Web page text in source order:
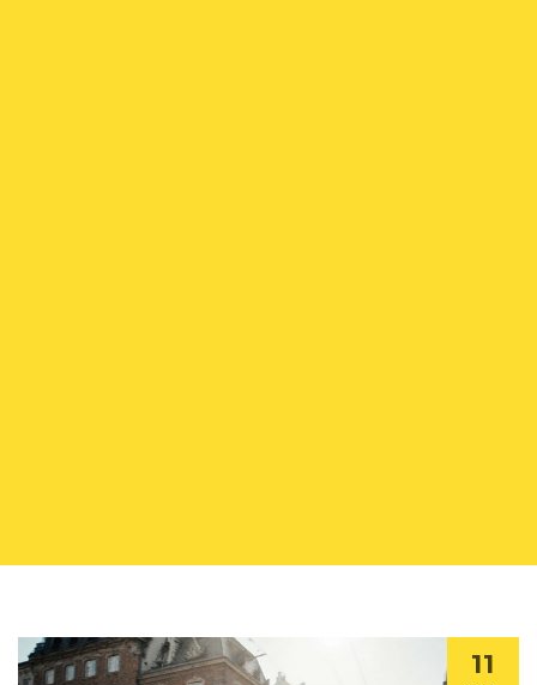
11